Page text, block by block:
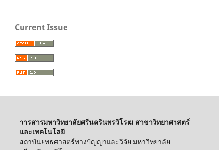
Current Issue
วารสารมหาวิทยาลัยศรีนครินทรวิโรฒ สาขาวิทยาศาสตร์
และเทคโนโลยี
สถาบันยุทธศาสตร์ทางปัญญาและวิจัย มหาวิทยาลัย